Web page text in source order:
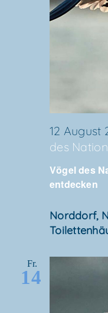
Vögel des
entdecken
12 August
des
Nord­dorf,
Fr.
14